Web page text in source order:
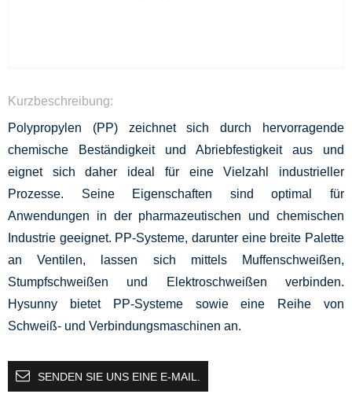
Kurzbeschreibung:
Polypropylen (PP) zeichnet sich durch hervorragende
chemische Beständigkeit und Abriebfestigkeit aus und
eignet sich daher ideal für eine Vielzahl industrieller
Prozesse. Seine Eigenschaften sind optimal für
Anwendungen in der pharmazeutischen und chemischen
Industrie geeignet. PP-Systeme, darunter eine breite Palette
an Ventilen, lassen sich mittels Muffenschweißen,
Stumpfschweißen und Elektroschweißen verbinden.
Hysunny bietet PP-Systeme sowie eine Reihe von
Schweiß- und Verbindungsmaschinen an.
SENDEN SIE UNS EINE E-MAIL.